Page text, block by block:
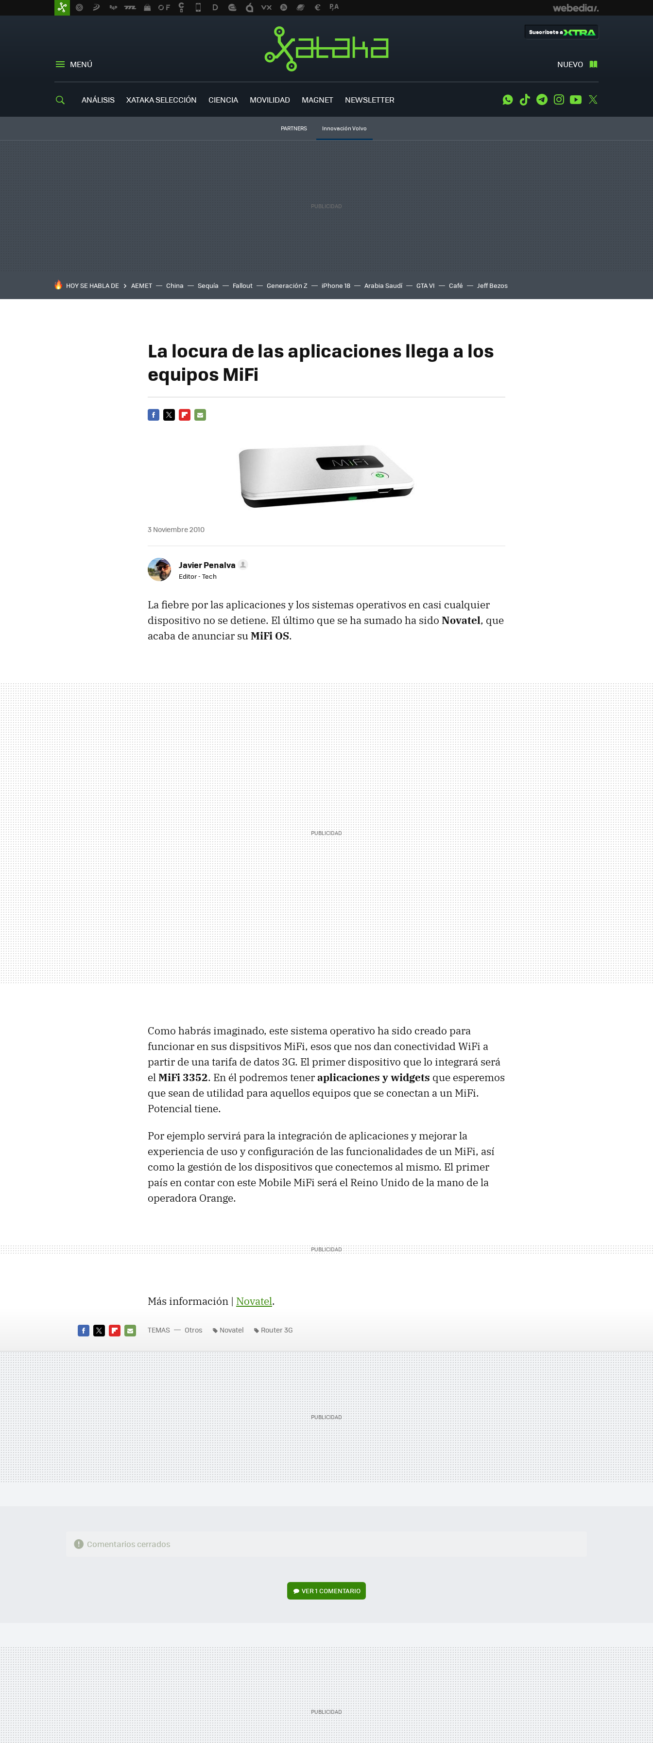
MENÚ NUEVO
Suscríbete a
ANÁLISIS XATAKA SELECCIÓN CIENCIA MOVILIDAD MAGNET NEWSLETTER WhatsApp
Tiktok TelegramInstagramYoutube
PARTNERS Innovación Volvo
HOY SE HABLA DE AEMET China Sequía Fallout Generación Z iPhone 18 Arabia Saudí GTA VI Café Jeff Bezos
La locura de las aplicaciones llega a los
equipos MiFi
3 Noviembre 2010
Javier Penalva
Editor - Tech
La fiebre por las aplicaciones y los sistemas operativos en casi cualquier
dispositivo no se detiene. El último que se ha sumado ha sido Novatel, que
acaba de anunciar suMiFi OS.
Como habrás imaginado, este sistema operativo ha sido creado para
funcionar en sus dispsitivos MiFi, esos que nos dan conectividad WiFi a
partir de una tarifa de datos 3G. El primer dispositivo que lo integrará será
elMiFi 3352. En él podremos teneraplicaciones y widgets que esperemos
que sean de utilidad para aquellos equipos que se conectan a un MiFi.
Potencial tiene.
Por ejemplo servirá para la integración de aplicaciones y mejorar la
experiencia de uso y configuración de las funcionalidades de un MiFi, así
como la gestión de los dispositivos que conectemos al mismo. El primer
país en contar con este Mobile MiFi será el Reino Unido de la mano de la
operadora Orange.
Más información | Novatel.
MAIL
TEMAS Otros Novatel Router 3G
Comentarios cerrados
VER1 COMENTARIO